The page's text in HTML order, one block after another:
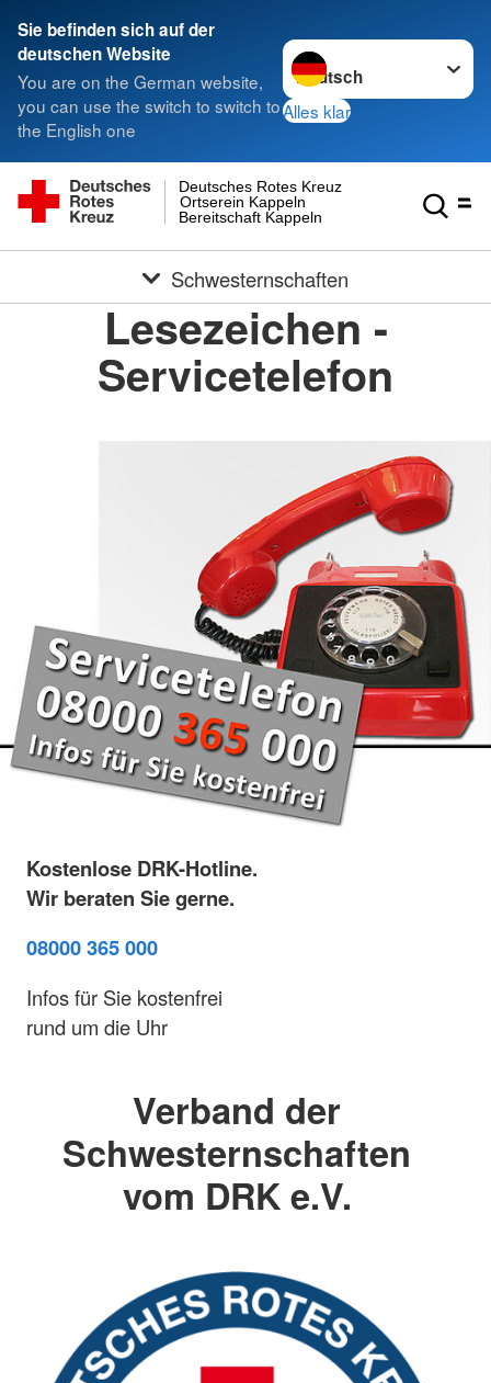
Sie befinden sich auf der
deutschen Website
You are on the German website,
you can use the switch to switch to
the English one
Sprache wechseln zu
Alles klar
Bereitschaft Kappeln
Ortserein Kappeln
Deutsches Rotes Kreuz
Schwesternschaften
Lesezeichen -
Servicetelefon
Kostenlose DRK-Hotline.
Wir beraten Sie gerne.
08000 365 000
Infos für Sie kostenfrei
rund um die Uhr
Verband der
Schwesternschaften
vom DRK e.V.